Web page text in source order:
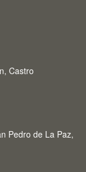
Castro
Pedro de La Paz,